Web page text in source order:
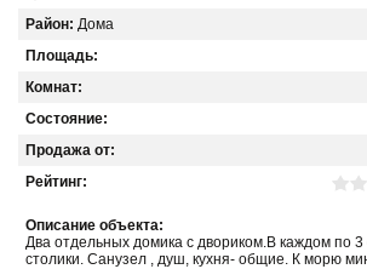
Район: Дома
Площадь:
Комнат:
Состояние:
Продажа от:
Рейтинг:
Описание объекта:
Два отдельных домика с двориком.В каждом по
столики. Санузел , душ, кухня- общие. К морю